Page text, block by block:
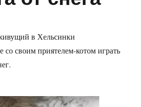
в Хельсинки
своим приятелем-котом играть